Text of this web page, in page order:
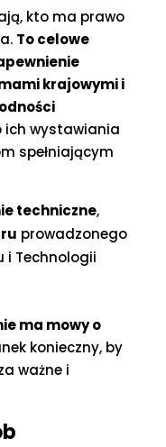
kto ma prawo
To celowe
krajowymi i
ich wystawiania
spełniającym
techniczne,
prowadzonego
i Technologii
ma mowy o
konieczny, by
ważne i